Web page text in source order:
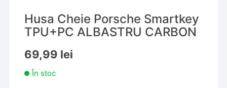
Husa Cheie Porsche Smartkey
TPU+PC ALBASTRU CARBON
69,99 lei
În stoc